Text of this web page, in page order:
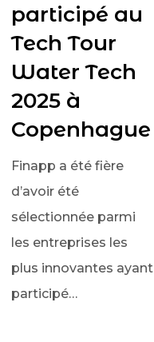
participé au
Tech Tour
Water Tech
2025 à
Copenhague
Finapp a été fière
d’avoir été
sélectionnée parmi
les entreprises les
plus innovantes ayant
participé…